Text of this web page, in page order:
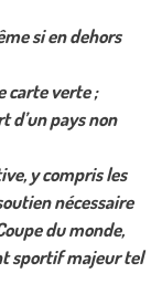
si en dehors
carte verte ;
d’un pays non
y compris les
nécessaire
du monde,
sportif majeur tel